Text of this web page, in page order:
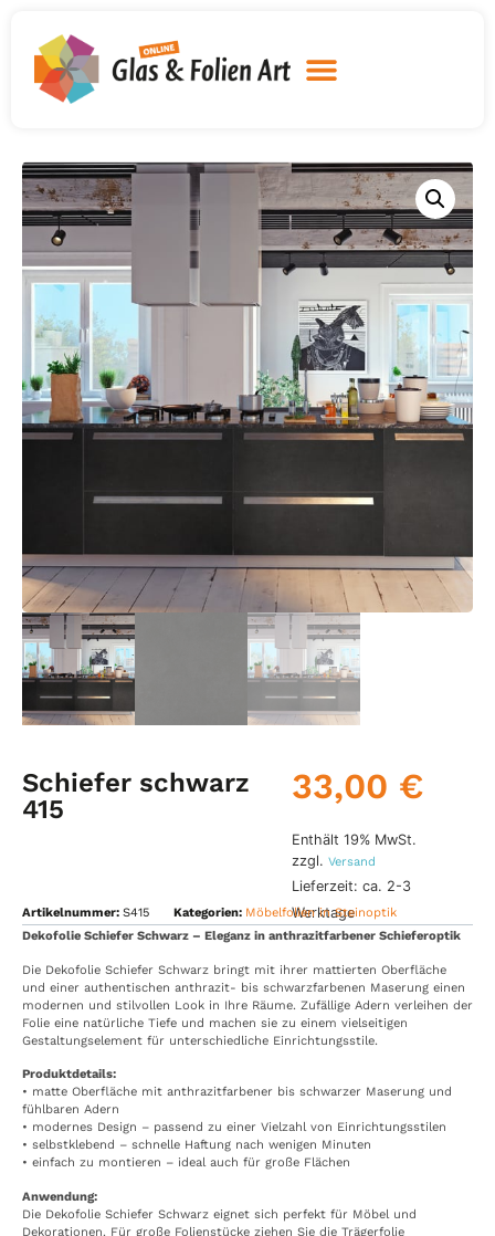
Schiefer schwarz
415
33,00 €
Enthält 19% MwSt.
zzgl. Versand
Lieferzeit: ca. 2-3
Werktage
Artikelnummer: S415 Kategorien: Möbelfolien in Steinoptik
Dekofolie Schiefer Schwarz – Eleganz in anthrazitfarbener Schieferoptik
Die Dekofolie Schiefer Schwarz bringt mit ihrer mattierten Oberfläche
und einer authentischen anthrazit- bis schwarzfarbenen Maserung einen
modernen und stilvollen Look in Ihre Räume. Zufällige Adern verleihen der
Folie eine natürliche Tiefe und machen sie zu einem vielseitigen
Gestaltungselement für unterschiedliche Einrichtungsstile.
Produktdetails:
• matte Oberfläche mit anthrazitfarbener bis schwarzer Maserung und
fühlbaren Adern
• modernes Design – passend zu einer Vielzahl von Einrichtungsstilen
• selbstklebend – schnelle Haftung nach wenigen Minuten
• einfach zu montieren – ideal auch für große Flächen
Anwendung:
Die Dekofolie Schiefer Schwarz eignet sich perfekt für Möbel und
Dekorationen. Für große Folienstücke ziehen Sie die Trägerfolie